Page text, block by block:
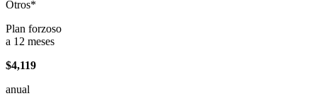
Otros*
Plan forzoso
a 12 meses
$4,119
anual